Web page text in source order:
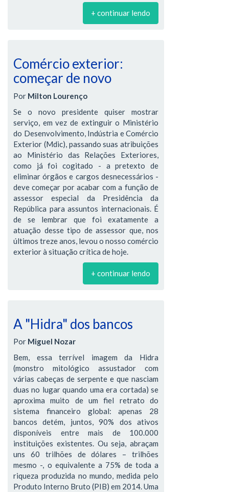
+ continuar lendo
Comércio exterior:
começar de novo
Por Milton Lourenço
Se o novo presidente quiser mostrar
serviço, em vez de extinguir o Ministério
do Desenvolvimento, Indústria e Comércio
Exterior (Mdic), passando suas atribuições
ao Ministério das Relações Exteriores,
como já foi cogitado - a pretexto de
eliminar órgãos e cargos desnecessários -
deve começar por acabar com a função de
assessor especial da Presidência da
República para assuntos internacionais. É
de se lembrar que foi exatamente a
atuação desse tipo de assessor que, nos
últimos treze anos, levou o nosso comércio
exterior à situação crítica de hoje.
+ continuar lendo
A "Hidra" dos bancos
Por Miguel Nozar
Bem, essa terrível imagem da Hidra
(monstro mitológico assustador com
várias cabeças de serpente e que nasciam
duas no lugar quando uma era cortada) se
aproxima muito de um fiel retrato do
sistema financeiro global: apenas 28
bancos detém, juntos, 90% dos ativos
disponíveis entre mais de 100.000
instituições existentes. Ou seja, abraçam
uns 60 trilhões de dólares – trilhões
mesmo -, o equivalente a 75% de toda a
riqueza produzida no mundo, medida pelo
Produto Interno Bruto (PIB) em 2014. Uma